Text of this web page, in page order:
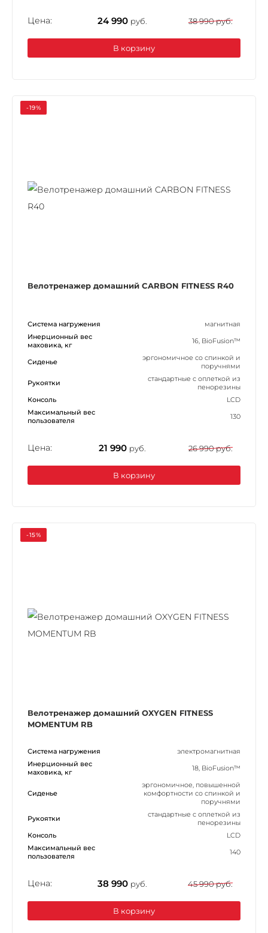
Цена: 24 990 руб. 38 990 руб.
В корзину
-19%
Велотренажер домашний CARBON FITNESS R40
Система нагружения
магнитная
Инерционный вес
маховика, кг
16, BioFusion™
Сиденье
эргономичное со спинкой и
поручнями
Рукоятки
стандартные с оплеткой из
пенорезины
Консоль
LCD
Максимальный вес
пользователя
130
Цена: 21 990 руб. 26 990 руб.
В корзину
-15%
Велотренажер домашний OXYGEN FITNESS
MOMENTUM RB
Система нагружения
электромагнитная
Инерционный вес
маховика, кг
18, BioFusion™
Сиденье
эргономичное, повышенной
комфортности со спинкой и
поручнями
Рукоятки
стандартные с оплеткой из
пенорезины
Консоль
LCD
Максимальный вес
пользователя
140
Цена: 38 990 руб. 45 990 руб.
В корзину